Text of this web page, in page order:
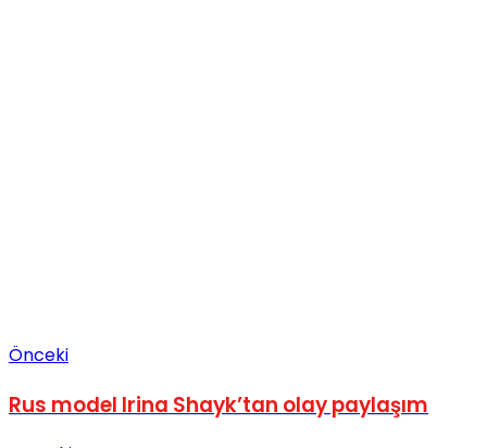
Önceki
Rus model Irina Shayk’tan olay paylaşım